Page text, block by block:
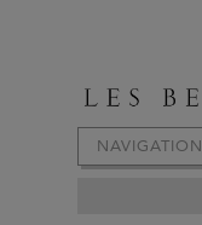
NAVIGATION